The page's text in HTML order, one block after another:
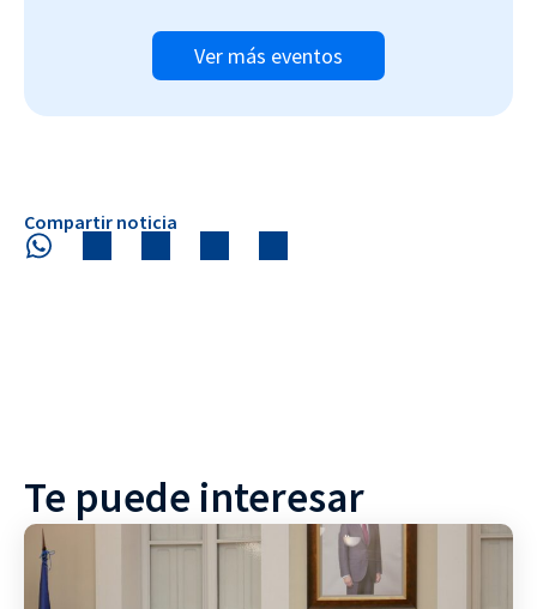
Ver más eventos
Compartir noticia
Te puede interesar